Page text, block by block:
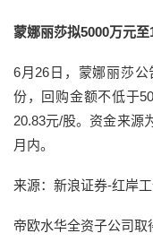
蒙娜丽莎拟5000万元
6月26日，蒙娜丽莎
份，回购金额不低于
20.83元/股。资金来源
月内。
来源：新浪证券-红岸
帝欧水华全资子公司取